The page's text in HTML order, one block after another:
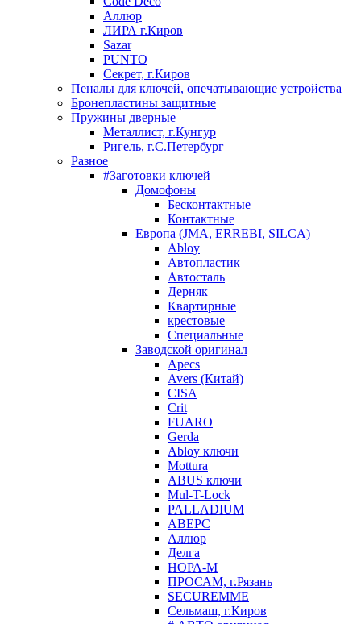
Аллюр
ЛИРА г.Киров
Sazar
PUNTO
Секрет, г.Киров
Пеналы для ключей, опечатывающие устройства
Бронепластины защитные
Пружины дверные
Металлист, г.Кунгур
Ригель, г.С.Петербург
Разное
#Заготовки ключей
Домофоны
Бесконтактные
Контактные
Европа (JMA, ERREBI, SILCA)
Abloy
Автопластик
Автосталь
Дерняк
Квартирные
крестовые
Специальные
Заводской оригинал
Apecs
Avers (Китай)
CISA
Crit
FUARO
Gerda
Abloy ключи
Mottura
ABUS ключи
Mul-T-Lock
PALLADIUM
АВЕРС
Аллюр
Делга
НОРА-М
ПРОСАМ, г.Рязань
SECUREMME
Сельмаш, г.Киров